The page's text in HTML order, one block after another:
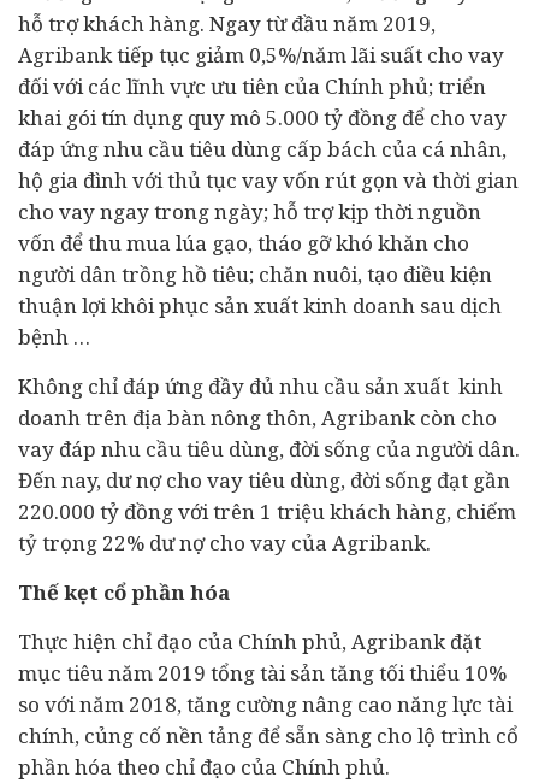
hỗ trợ khách hàng. Ngay từ đầu năm 2019,
Agribank tiếp tục giảm 0,5%/năm lãi suất cho vay
đối với các lĩnh vực ưu tiên của Chính phủ; triển
khai gói tín dụng quy mô 5.000 tỷ đồng để cho vay
đáp ứng nhu cầu tiêu dùng cấp bách của cá nhân,
hộ gia đình với thủ tục vay vốn rút gọn và thời gian
cho vay ngay trong ngày; hỗ trợ kịp thời nguồn
vốn để thu mua lúa gạo, tháo gỡ khó khăn cho
người dân trồng hồ tiêu; chăn nuôi, tạo điều kiện
thuận lợi khôi phục sản xuất kinh doanh sau dịch
bệnh …
Không chỉ đáp ứng đầy đủ nhu cầu sản xuất kinh
doanh trên địa bàn nông thôn, Agribank còn cho
vay đáp nhu cầu tiêu dùng, đời sống của người dân.
Đến nay, dư nợ cho vay tiêu dùng, đời sống đạt gần
220.000 tỷ đồng với trên 1 triệu khách hàng, chiếm
tỷ trọng 22% dư nợ cho vay của Agribank.
Thế kẹt cổ phần hóa
Thực hiện chỉ đạo của Chính phủ, Agribank đặt
mục tiêu năm 2019 tổng tài sản tăng tối thiểu 10%
so với năm 2018, tăng cường nâng cao năng lực tài
chính, củng cố nền tảng để sẵn sàng cho lộ trình cổ
phần hóa theo chỉ đạo của Chính phủ.